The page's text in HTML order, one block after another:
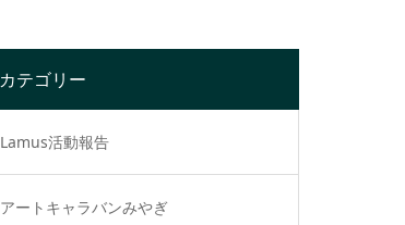
カテゴリー
Lamus活動報告
アートキャラバンみやぎ